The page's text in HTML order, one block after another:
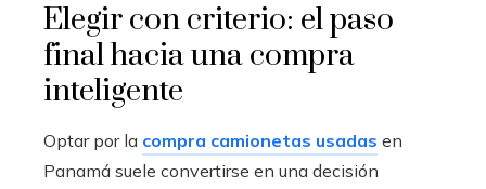
Elegir con criterio: el paso
final hacia una compra
inteligente
Optar por la compra camionetas usadas en
Panamá suele convertirse en una decisión